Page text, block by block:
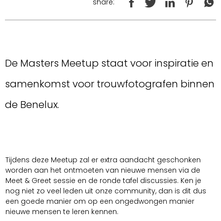
share:
De Masters Meetup staat voor inspiratie en
samenkomst voor trouwfotografen binnen
de Benelux.
Tijdens deze Meetup zal er extra aandacht geschonken
worden aan het ontmoeten van nieuwe mensen via de
Meet & Greet sessie en de ronde tafel discussies. Ken je
nog niet zo veel leden uit onze community, dan is dit dus
een goede manier om op een ongedwongen manier
nieuwe mensen te leren kennen.